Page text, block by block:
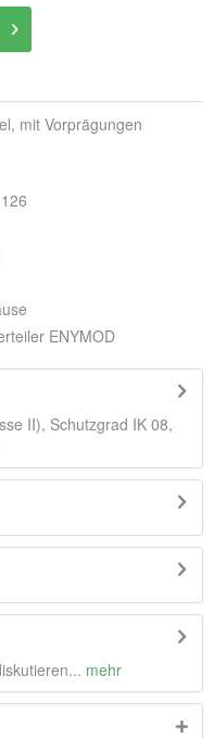
mit Vorprägungen
ENYMOD
II), Schutzgrad IK 08,
mehr